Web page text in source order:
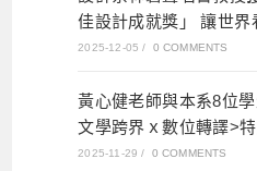
佳設計成就獎」 讓世界
2025-12-05 / 0 COMMENTS
黃心健老師與本系8位
文學跨界ｘ數位轉譯>
2025-11-29 / 0 COMMENTS